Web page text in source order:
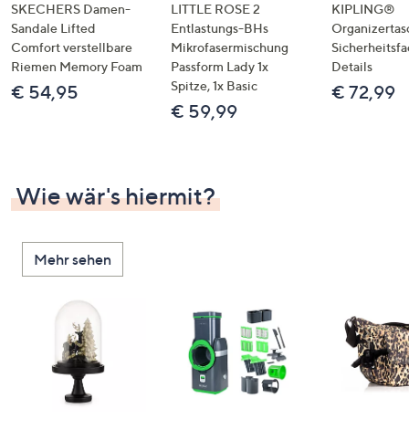
SKECHERS Damen-
Sandale Lifted
Comfort verstellbare
Riemen Memory Foam
€ 54,95
LITTLE ROSE 2
Entlastungs-BHs
Mikrofasermischung
Passform Lady 1x
Spitze, 1x Basic
€ 59,99
KIPLING®
Details
€ 72,99
Wie wär's hiermit?
Mehr sehen